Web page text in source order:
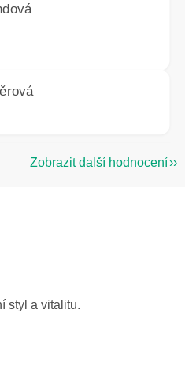
je 5 z 5 hvězdiček.
je 5 z 5 hvězdiček.
Zobrazit další hodnocení
styl a vitalitu.